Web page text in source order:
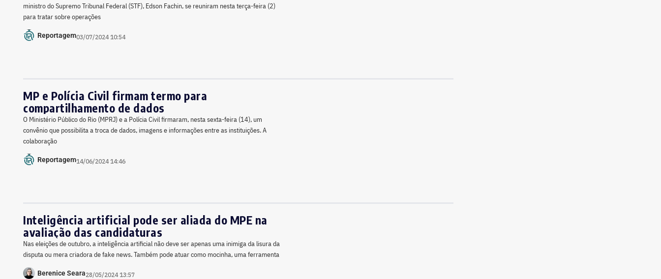
ministro do Supremo Tribunal Federal (STF), Edson Fachin, se reuniram nesta terça-feira (2)
para tratar sobre operações
Reportagem03/07/2024 10:54
MP e Polícia Civil firmam termo para
compartilhamento de dados
O Ministério Público do Rio (MPRJ) e a Polícia Civil firmaram, nesta sexta-feira (14), um
convênio que possibilita a troca de dados, imagens e informações entre as instituições. A
colaboração
Reportagem14/06/2024 14:46
Inteligência artificial pode ser aliada do MPE na
avaliação das candidaturas
Nas eleições de outubro, a inteligência artificial não deve ser apenas uma inimiga da lisura da
disputa ou mera criadora de fake news. Também pode atuar como mocinha, uma ferramenta
Berenice Seara28/05/2024 13:57